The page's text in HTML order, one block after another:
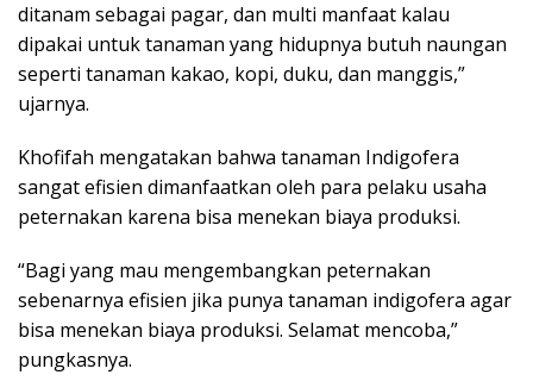
ditanam sebagai pagar, dan multi manfaat kalau
dipakai untuk tanaman yang hidupnya butuh naungan
seperti tanaman kakao, kopi, duku, dan manggis,”
ujarnya.
Khofifah mengatakan bahwa tanaman Indigofera
sangat efisien dimanfaatkan oleh para pelaku usaha
peternakan karena bisa menekan biaya produksi.
“Bagi yang mau mengembangkan peternakan
sebenarnya efisien jika punya tanaman indigofera agar
bisa menekan biaya produksi. Selamat mencoba,”
pungkasnya.